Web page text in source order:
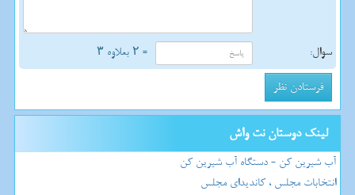
سوال: = ۲ بعلاوه ۳
لینک دوستان نت واش
آب شیرین کن - دستگاه آب شیرین کن
انتخابات مجلس ، کاندیدای مجلس